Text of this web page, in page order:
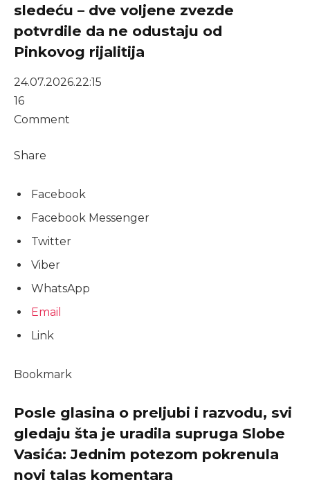
sledeću – dve voljene zvezde
potvrdile da ne odustaju od
Pinkovog rijalitija
24.07.2026.22:15
16
Comment
Share
Facebook
Facebook Messenger
Twitter
Viber
WhatsApp
Email
Link
Bookmark
Posle glasina o preljubi i razvodu, svi
gledaju šta je uradila supruga Slobe
Vasića: Jednim potezom pokrenula
novi talas komentara